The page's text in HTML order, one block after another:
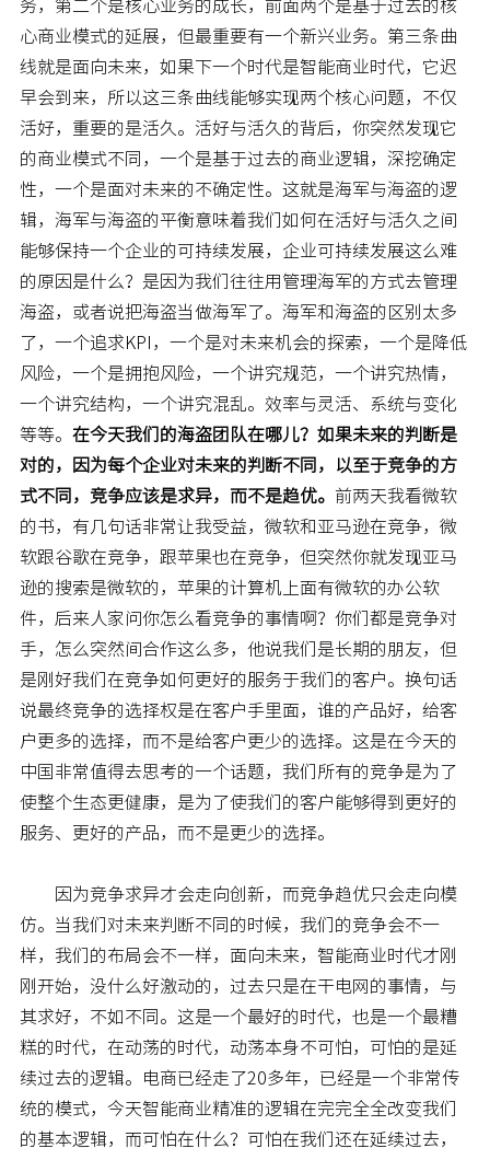
务，第二个是核心业务的成长，前面两个是基于过去的核
心商业模式的延展，但最重要有一个新兴业务。第三条曲
线就是面向未来，如果下一个时代是智能商业时代，它迟
早会到来，所以这三条曲线能够实现两个核心问题，不仅
活好，重要的是活久。活好与活久的背后，你突然发现它
的商业模式不同，一个是基于过去的商业逻辑，深挖确定
性，一个是面对未来的不确定性。这就是海军与海盗的逻
辑，海军与海盗的平衡意味着我们如何在活好与活久之间
能够保持一个企业的可持续发展，企业可持续发展这么难
的原因是什么？是因为我们往往用管理海军的方式去管理
海盗，或者说把海盗当做海军了。海军和海盗的区别太多
了，一个追求KPI，一个是对未来机会的探索，一个是降低
风险，一个是拥抱风险，一个讲究规范，一个讲究热情，
一个讲究结构，一个讲究混乱。效率与灵活、系统与变化
等等。 在今天我们的海盗团队在哪儿？如果未来的判断是
对的，因为每个企业对未来的判断不同，以至于竞争的方
式不同，竞争应该是求异，而不是趋优。 前两天我看微软
的书，有几句话非常让我受益，微软和亚马逊在竞争，微
软跟谷歌在竞争，跟苹果也在竞争，但突然你就发现亚马
逊的搜索是微软的，苹果的计算机上面有微软的办公软
件，后来人家问你怎么看竞争的事情啊？你们都是竞争对
手，怎么突然间合作这么多，他说我们是长期的朋友，但
是刚好我们在竞争如何更好的服务于我们的客户。换句话
说最终竞争的选择权是在客户手里面，谁的产品好，给客
户更多的选择，而不是给客户更少的选择。这是在今天的
中国非常值得去思考的一个话题，我们所有的竞争是为了
使整个生态更健康，是为了使我们的客户能够得到更好的
服务、更好的产品，而不是更少的选择。
因为竞争求异才会走向创新，而竞争趋优只会走向模
仿。当我们对未来判断不同的时候，我们的竞争会不一
样，我们的布局会不一样，面向未来，智能商业时代才刚
刚开始，没什么好激动的，过去只是在干电网的事情，与
其求好，不如不同。这是一个最好的时代，也是一个最糟
糕的时代，在动荡的时代，动荡本身不可怕，可怕的是延
续过去的逻辑。电商已经走了20多年，已经是一个非常传
统的模式，今天智能商业精准的逻辑在完完全全改变我们
的基本逻辑，而可怕在什么？可怕在我们还在延续过去，